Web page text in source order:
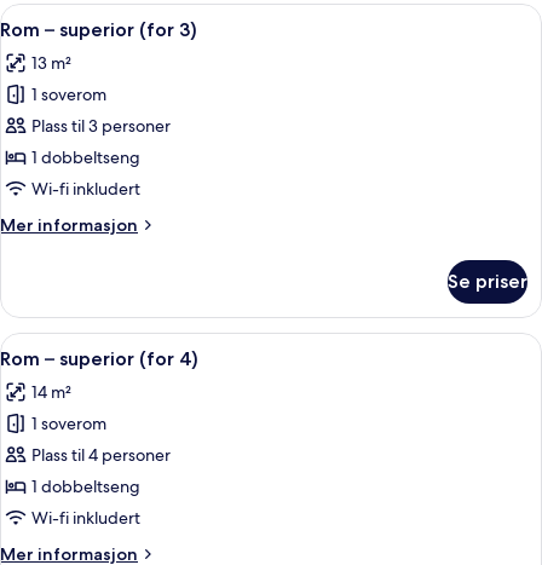
Åpne
alle
bildene
av
Rom
–
superior
3)
Skrivebord, lydisolert, strykejern/-
8
Rom – superior (for 3)
13 m²
1 soverom
Plass til 3 personer
1 dobbeltseng
Wi-fi inkludert
Mer informasjon
Mer
–
superior
(for
Se priser
Åpne
alle
bildene
av
Rom
–
superior
Skrivebord, lydisolert, strykejern/-
7
Rom – superior (for 4)
14 m²
1 soverom
Plass til 4 personer
1 dobbeltseng
Wi-fi inkludert
Mer informasjon
Mer